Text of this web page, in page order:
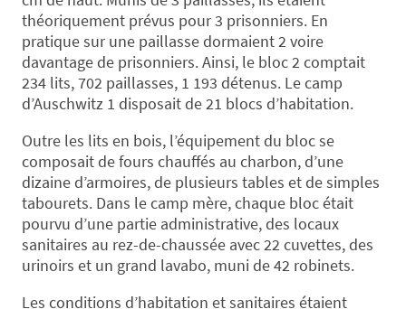
théoriquement prévus pour 3 prisonniers. En
pratique sur une paillasse dormaient 2 voire
davantage de prisonniers. Ainsi, le bloc 2 comptait
234 lits, 702 paillasses, 1 193 détenus. Le camp
d’Auschwitz 1 disposait de 21 blocs d’habitation.
Outre les lits en bois, l’équipement du bloc se
composait de fours chauffés au charbon, d’une
dizaine d’armoires, de plusieurs tables et de simples
tabourets. Dans le camp mère, chaque bloc était
pourvu d’une partie administrative, des locaux
sanitaires au rez-de-chaussée avec 22 cuvettes, des
urinoirs et un grand lavabo, muni de 42 robinets.
Les conditions d’habitation et sanitaires étaient